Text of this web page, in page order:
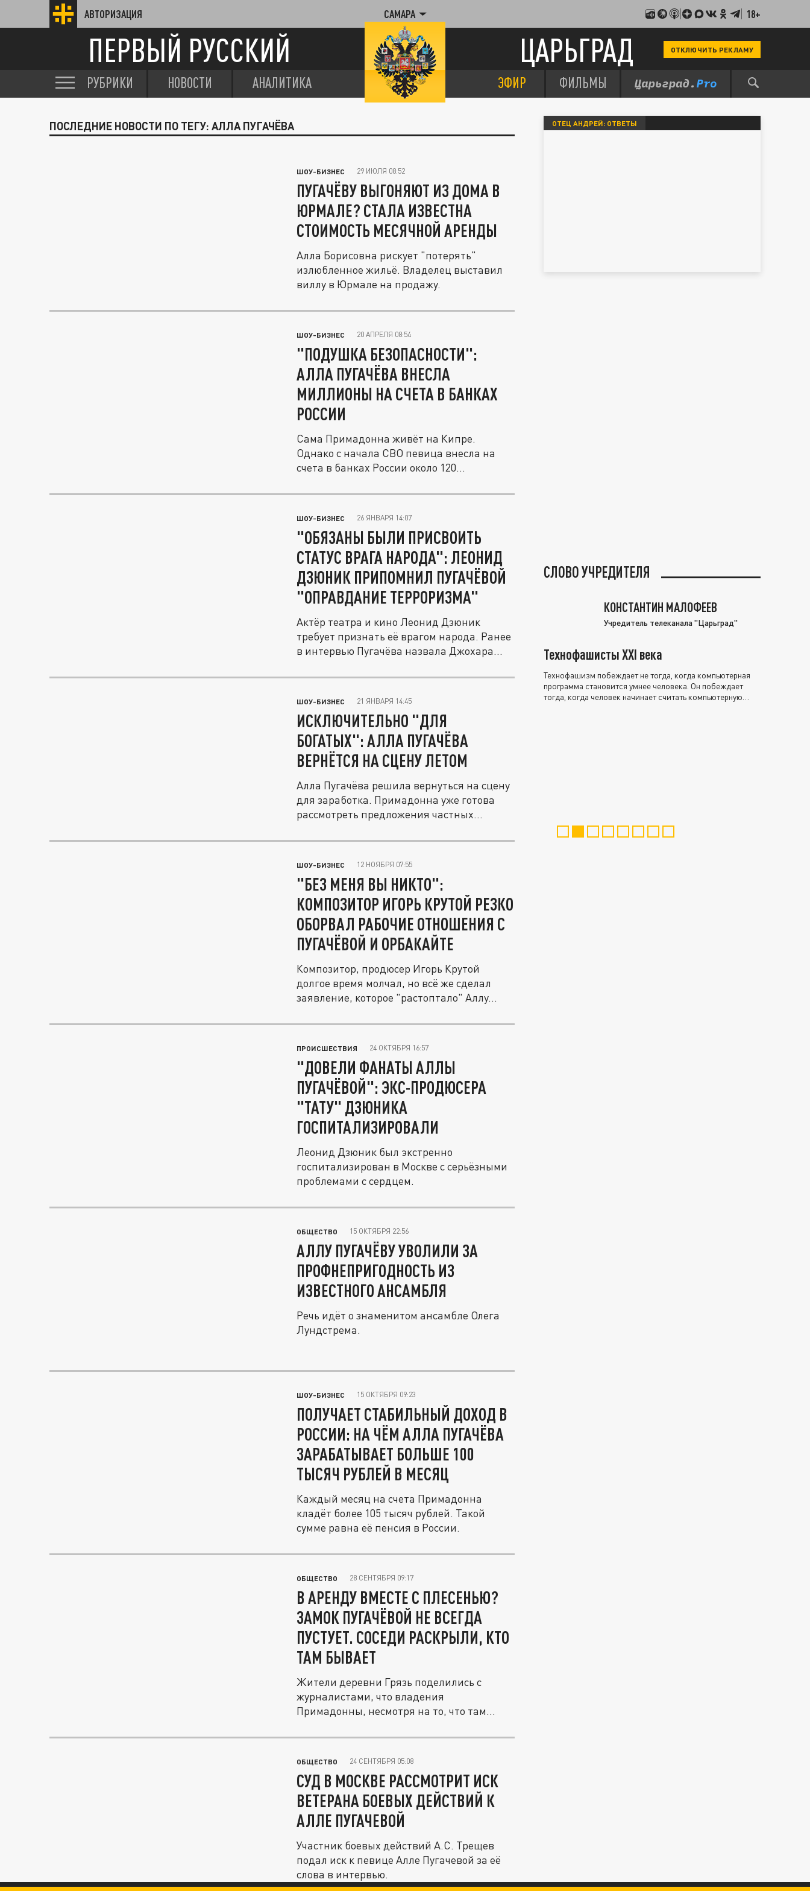
АВТОРИЗАЦИЯ САМАРА 18+
ПЕРВЫЙ РУССКИЙ ЦАРЬГРАД ОТКЛЮЧИТЬ РЕКЛАМУ
РУБРИКИ НОВОСТИ АНАЛИТИКА ЭФИР ФИЛЬМЫ
ПОСЛЕДНИЕ НОВОСТИ ПО ТЕГУ: АЛЛА ПУГАЧЁВА
ШОУ-БИЗНЕС 29 ИЮЛЯ 08:52
ПУГАЧЁВУ ВЫГОНЯЮТ ИЗ ДОМА В
ЮРМАЛЕ? СТАЛА ИЗВЕСТНА
СТОИМОСТЬ МЕСЯЧНОЙ АРЕНДЫ
Алла Борисовна рискует "потерять"
излюбленное жильё. Владелец выставил
виллу в Юрмале на продажу.
ШОУ-БИЗНЕС 20 АПРЕЛЯ 08:54
"ПОДУШКА БЕЗОПАСНОСТИ":
АЛЛА ПУГАЧЁВА ВНЕСЛА
МИЛЛИОНЫ НА СЧЕТА В БАНКАХ
РОССИИ
Сама Примадонна живёт на Кипре.
Однако с начала СВО певица внесла на
счета в банках России около 120
ШОУ-БИЗНЕС 26 ЯНВАРЯ 14:07
"ОБЯЗАНЫ БЫЛИ ПРИСВОИТЬ
СТАТУС ВРАГА НАРОДА": ЛЕОНИД
ДЗЮНИК ПРИПОМНИЛ ПУГАЧЁВОЙ
"ОПРАВДАНИЕ ТЕРРОРИЗМА"
Актёр театра и кино Леонид Дзюник
требует признать её врагом народа. Ранее
в интервью Пугачёва назвала Джохара...
ШОУ-БИЗНЕС 21 ЯНВАРЯ 14:45
ИСКЛЮЧИТЕЛЬНО "ДЛЯ
БОГАТЫХ": АЛЛА ПУГАЧЁВА
ВЕРНЁТСЯ НА СЦЕНУ ЛЕТОМ
Алла Пугачёва решила вернуться на сцену
для заработка. Примадонна уже готова
рассмотреть предложения частных...
ШОУ-БИЗНЕС 12 НОЯБРЯ 07:55
"БЕЗ МЕНЯ ВЫ НИКТО":
КОМПОЗИТОР ИГОРЬ КРУТОЙ РЕЗКО
ОБОРВАЛ РАБОЧИЕ ОТНОШЕНИЯ С
ПУГАЧЁВОЙ И ОРБАКАЙТЕ
Композитор, продюсер Игорь Крутой
долгое время молчал, но всё же сделал
заявление, которое "растоптало" Аллу...
ПРОИСШЕСТВИЯ 24 ОКТЯБРЯ 16:57
"ДОВЕЛИ ФАНАТЫ АЛЛЫ
ПУГАЧЁВОЙ": ЭКС-ПРОДЮСЕРА
"ТАТУ" ДЗЮНИКА
ГОСПИТАЛИЗИРОВАЛИ
Леонид Дзюник был экстренно
госпитализирован в Москве с серьёзными
проблемами с сердцем.
ОБЩЕСТВО 15 ОКТЯБРЯ 22:56
АЛЛУ ПУГАЧЁВУ УВОЛИЛИ ЗА
ПРОФНЕПРИГОДНОСТЬ ИЗ
ИЗВЕСТНОГО АНСАМБЛЯ
Речь идёт о знаменитом ансамбле Олега
Лундстрема.
ШОУ-БИЗНЕС 15 ОКТЯБРЯ 09:23
ПОЛУЧАЕТ СТАБИЛЬНЫЙ ДОХОД В
РОССИИ: НА ЧЁМ АЛЛА ПУГАЧЁВА
ЗАРАБАТЫВАЕТ БОЛЬШЕ 100
ТЫСЯЧ РУБЛЕЙ В МЕСЯЦ
Каждый месяц на счета Примадонна
кладёт более 105 тысяч рублей. Такой
сумме равна её пенсия в России.
ОБЩЕСТВО 28 СЕНТЯБРЯ 09:17
В АРЕНДУ ВМЕСТЕ С ПЛЕСЕНЬЮ?
ЗАМОК ПУГАЧЁВОЙ НЕ ВСЕГДА
ПУСТУЕТ. СОСЕДИ РАСКРЫЛИ, КТО
ТАМ БЫВАЕТ
Жители деревни Грязь поделились с
журналистами, что владения
Примадонны, несмотря на то, что там
ОБЩЕСТВО 24 СЕНТЯБРЯ 05:08
СУД В МОСКВЕ РАССМОТРИТ ИСК
ВЕТЕРАНА БОЕВЫХ ДЕЙСТВИЙ К
АЛЛЕ ПУГАЧЕВОЙ
Участник боевых действий А.С. Трещев
подал иск к певице Алле Пугачевой за её
слова в интервью.
ОТЕЦ АНДРЕЙ: ОТВЕТЫ
СЛОВО УЧРЕДИТЕЛЯ
КОНСТАНТИН МАЛОФЕЕВ
Учредитель телеканала "Царьград"
Технофашисты XXI века
Технофашизм побеждает не тогда, когда компьютерная
программа становится умнее человека. Он побеждает
тогда, когда человек начинает считать компьютерную